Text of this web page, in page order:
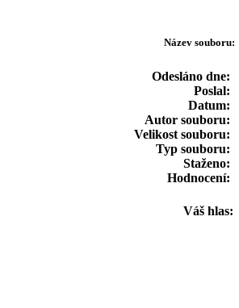
Název souboru:
Odesláno dne:
Poslal:
Datum:
Autor souboru:
Velikost souboru:
Typ souboru:
Staženo:
Hodnocení:
Váš hlas: